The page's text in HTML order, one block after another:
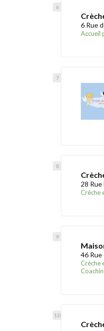
6 Rue
Accueil
28 Rue
Crèche
46 Rue
Crèche